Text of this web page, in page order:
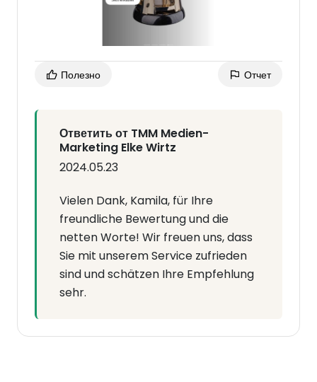
Полезно Отчет
Ответить от TMM Medien-
Marketing Elke Wirtz
2024.05.23
Vielen Dank, Kamila, für Ihre
freundliche Bewertung und die
netten Worte! Wir freuen uns, dass
Sie mit unserem Service zufrieden
sind und schätzen Ihre Empfehlung
sehr.